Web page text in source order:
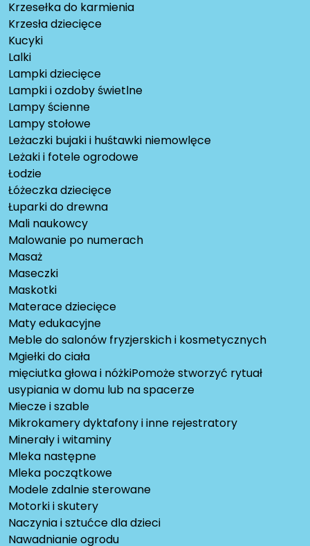
Krzesełka do karmienia
Krzesła dziecięce
Kucyki
Lalki
Lampki dziecięce
Lampki i ozdoby świetlne
Lampy ścienne
Lampy stołowe
Leżaczki bujaki i huśtawki niemowlęce
Leżaki i fotele ogrodowe
Łodzie
Łóżeczka dziecięce
Łuparki do drewna
Mali naukowcy
Malowanie po numerach
Masaż
Maseczki
Maskotki
Materace dziecięce
Maty edukacyjne
Meble do salonów fryzjerskich i kosmetycznych
Mgiełki do ciała
mięciutka głowa i nóżkiPomoże stworzyć rytuał
usypiania w domu lub na spacerze
Miecze i szable
Mikrokamery dyktafony i inne rejestratory
Minerały i witaminy
Mleka następne
Mleka początkowe
Modele zdalnie sterowane
Motorki i skutery
Naczynia i sztućce dla dzieci
Nawadnianie ogrodu